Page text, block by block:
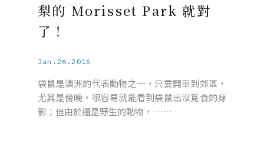
梨的 Morisset Park 就對
了！
Jan.26.2016
袋鼠是澳洲的代表動物之一，只要開車到郊區，
尤其是傍晚，很容易就能看到袋鼠出沒覓食的身
影；但由於還是野生的動物， ……